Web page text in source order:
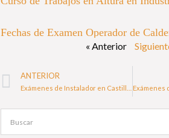
Fechas de Examen Operador de
« Anterior
ANTERIOR